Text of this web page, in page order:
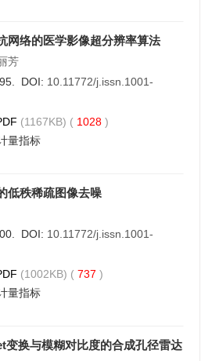
网络的医学影像超分辨率算法
芳
DOI: 10.11772/j.issn.1001-
(1167KB) ( 1028 )
量指标
低秩稀疏图像去噪
DOI: 10.11772/j.issn.1001-
(1002KB) ( 737 )
量指标
变换与模糊对比度的合成孔径雷达